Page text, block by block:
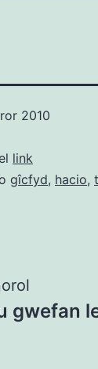
2010
link
gîcfyd, hacio,
gwefan